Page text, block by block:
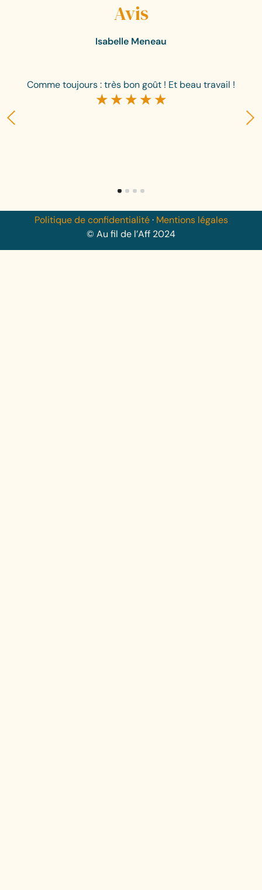
Avis
Isabelle Meneau
Comme toujours : très bon goût ! Et beau travail !
☆ ☆ ☆ ☆ ☆
Politique de confidentialité· Mentions légales
© Au fil de l’Aff 2024